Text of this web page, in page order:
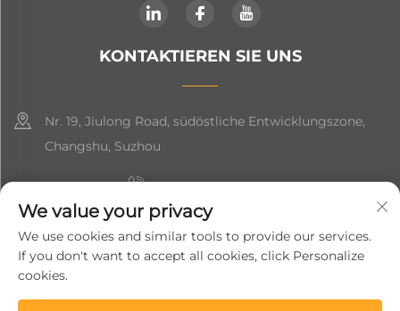
KONTAKTIEREN SIE UNS
Nr. 19, Jiulong Road, südöstliche Entwicklungszone,
Changshu, Suzhou
+86-19906239903
[email protected]
+86-13852981437
We value your privacy
We use cookies and similar tools to provide our services.
If you don't want to accept all cookies, click Personalize
cookies.